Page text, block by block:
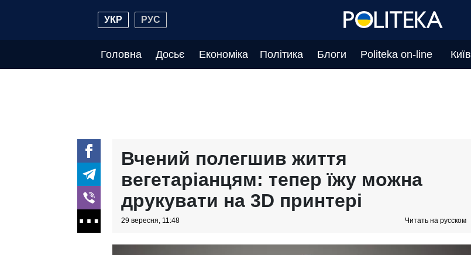
УКР РУС
Головна Досьє Економіка Політика Блоги Politeka on-line Київ
Вчений полегшив життя
вегетаріанцям: тепер їжу можна
друкувати на 3D принтері
29 вересня, 11:48 Читать на русском